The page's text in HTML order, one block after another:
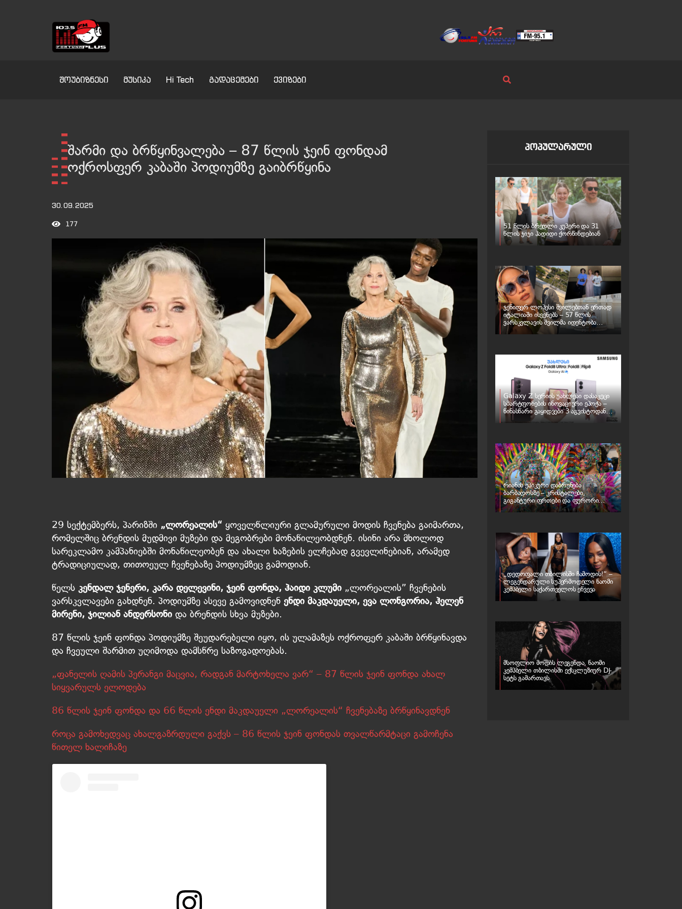
შოუბიზნესი მუსიკა Hi Tech გადაცემები ქვიზები
შარმი და ბრწყინვალება – 87 წლის ჯეინ ფონდამ
ოქროსფერ კაბაში პოდიუმზე გაიბრწყინა
30.09.2025
177
29 სექტემბერს, პარიზში „ლორეალის“ ყოველწლიური გლამურული მოდის ჩვენება გაიმართა,
რომელშიც ბრენდის მუდმივი მუზები და მეგობრები მონაწილეობდნენ. ისინი არა მხოლოდ
სარეკლამო კამპანიებში მონაწილეობენ და ახალი ხაზების ელჩებად გვევლინებიან, არამედ
ტრადიციულად, თითოეულ ჩვენებაზე პოდიუმზეც გამოდიან.
წელს კენდალ ჯენერი, კარა დელევინი, ჯეინ ფონდა, ჰაიდი კლუმი „ლორეალის” ჩვენების
ვარსკვლავები გახდნენ. პოდიუმზე ასევე გამოვიდნენ ენდი მაკდაუელი, ევა ლონგორია, ჰელენ
მირენი, ჯილიან ანდერსონი და ბრენდის სხვა მუზები.
87 წლის ჯეინ ფონდა პოდიუმზე შეუდარებელი იყო, ის ულამაზეს ოქროფერ კაბაში ბრწყინავდა
და ჩვეული შარმით უღიმოდა დამსწრე საზოგადოებას.
„ფანელის ღამის პერანგი მაცვია, რადგან მარტოხელა ვარ“ – 87 წლის ჯეინ ფონდა ახალ
სიყვარულს ელოდება
86 წლის ჯეინ ფონდა და 66 წლის ენდი მაკდაუელი „ლორეალის“ ჩვენებაზე ბრწყინავდნენ
როცა გამოხედვაც ახალგაზრდული გაქვს – 86 წლის ჯეინ ფონდას თვალწარმტაცი გამოჩენა
წითელ ხალიჩაზე
პოპულარული
51 წლის ბრედლი კუპერი და 31
წლის ჯიჯი ჰადიდი ქორწინდებიან
ჯენიფერ ლოპესი შვილებთან ერთად
იტალიაში ისვენებს – 57 წლის
ვარსკვლავის შვილმა იდენტობა
შეიცვალა
Galaxy Z სერიის უახლესი დასაკეცი
სმარტფონების ინოვაციური ეპოქა –
წინასწარი გაყიდვები 3 აგვისტოდან
იწყება
რიანას ეპიკური დაბრუნება
ბარბადოსზე – კრისტალები,
გიგანტური ფრთები და ფურორი
კარნავალზე
„დედოფალი თბილისში ჩამოდის!“ –
ლეგენდარული სუპერმოდელი ნაომი
კემპბელი საქართველოს ეწვევა
მსოფლიო მოდის ლეგენდა, ნაომი
კემპბელი თბილისში ექსკლუზიურ DJ-
სეტს გამართავს